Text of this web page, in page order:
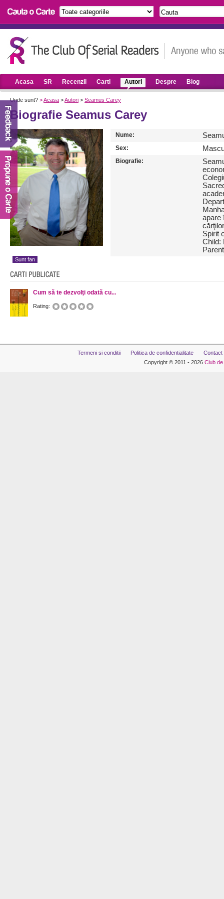
Acasa SR Recenzii Carti Autori Despre Blog
Unde sunt? >Acasa >Autori > Seamus Carey
Biografie Seamus Carey
Sunt fan
Nume:
Sex:
Biografie:
apare
Spirit
Child:
Cum să te dezvolţi odată cu...
Rating:
Termeni si conditii Politica de confidentialitate
Contact
Copyright © 2011 - 2026 Club